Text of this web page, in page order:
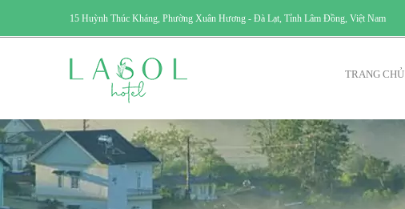
15 Huỳnh Thúc Kháng, Phường Xuân Hương - Đà Lạt, Tỉnh Lâm Đồng, Việt Nam
TRANG CHỦ